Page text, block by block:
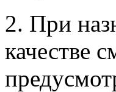
2. При
качестве